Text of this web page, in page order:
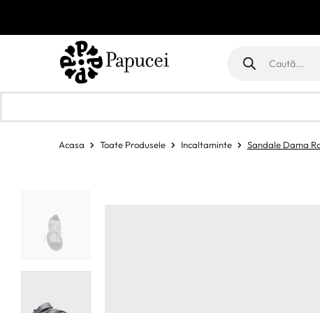
search
Acasa Toate Produsele Incaltaminte Sandale Dama